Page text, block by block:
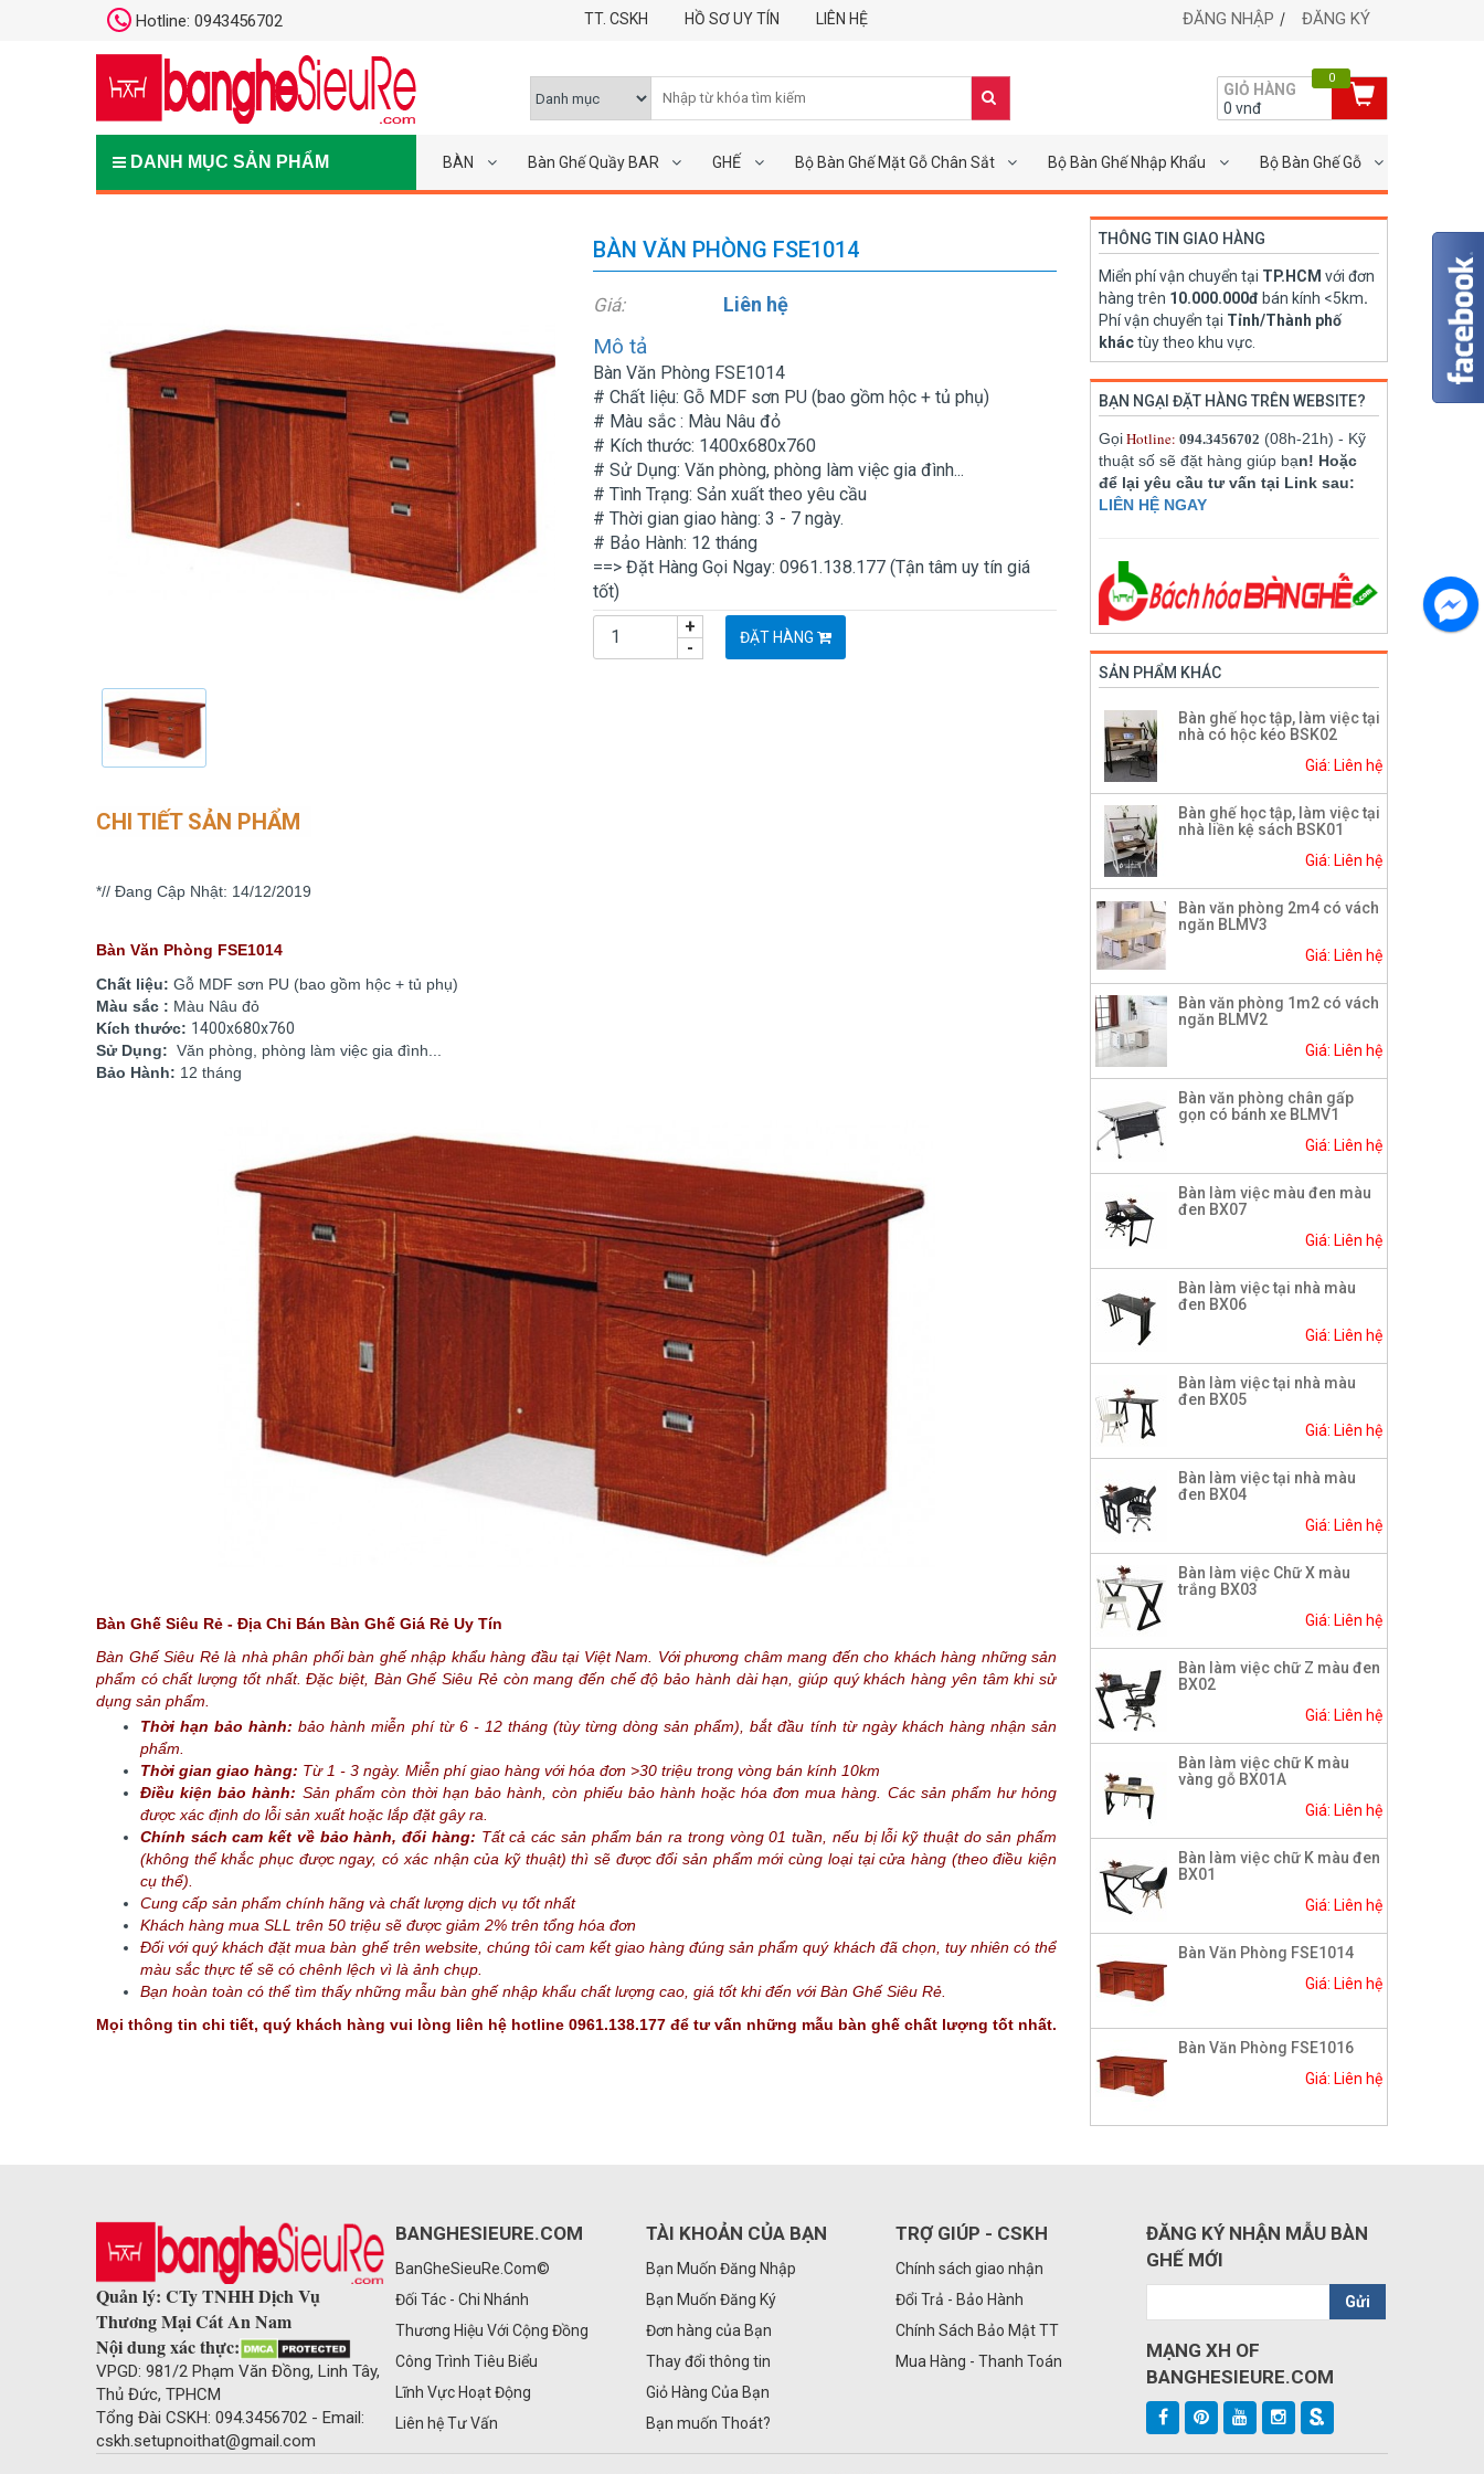
Hotline: 0943456702 TT. CSKH HỒ SƠ UY TÍN LIÊN HỆ ĐĂNG NHẬP ĐĂNG KÝ
GIỎ HÀNG
0 vnđ
0
DANH MỤC SẢN PHẨM BÀN Bàn Ghế Quầy BAR GHẾ Bộ Bàn Ghế Mặt Gỗ Chân Sắt Bộ Bàn Ghế Nhập Khẩu Bộ Bàn Ghế Gỗ
BÀN VĂN PHÒNG FSE1014
Giá: Liên hệ
Mô tả
Bàn Văn Phòng FSE1014
# Chất liệu: Gỗ MDF sơn PU (bao gồm hộc + tủ phụ)
# Màu sắc : Màu Nâu đỏ
# Kích thước: 1400x680x760
# Sử Dụng: Văn phòng, phòng làm việc gia đình...
# Tình Trạng: Sản xuất theo yêu cầu
# Thời gian giao hàng: 3 - 7 ngày.
# Bảo Hành: 12 tháng
==> Đặt Hàng Gọi Ngay: 0961.138.177 (Tận tâm uy tín giá
tốt)
-
+ ĐẶT HÀNG
CHI TIẾT SẢN PHẨM
*// Đang Cập Nhật: 14/12/2019
Bàn Văn Phòng FSE1014
Chất liệu: Gỗ MDF sơn PU (bao gồm hộc + tủ phụ)
Màu sắc : Màu Nâu đỏ
Kích thước: 1400x680x760
Sử Dụng: Văn phòng, phòng làm việc gia đình...
Bảo Hành: 12 tháng
Bàn Ghế Siêu Rẻ - Địa Chỉ Bán Bàn Ghế Giá Rẻ Uy Tín
Bàn Ghế Siêu Rẻ là nhà phân phối bàn ghế nhập khẩu hàng đầu tại Việt Nam. Với phương châm mang đến cho khách hàng những sản
phẩm có chất lượng tốt nhất. Đặc biệt, Bàn Ghế Siêu Rẻ còn mang đến chế độ bảo hành dài hạn, giúp quý khách hàng yên tâm khi sử
dụng sản phẩm.
Thời hạn bảo hành:bảo hành miễn phí từ 6 - 12 tháng (tùy từng dòng sản phẩm), bắt đầu tính từ ngày khách hàng nhận sản
phẩm.
Thời gian giao hàng: Từ 1 - 3 ngày. Miễn phí giao hàng với hóa đơn >30 triệu trong vòng bán kính 10km
Điều kiện bảo hành: Sản phẩm còn thời hạn bảo hành, còn phiếu bảo hành hoặc hóa đơn mua hàng. Các sản phẩm hư hỏng
được xác định do lỗi sản xuất hoặc lắp đặt gây ra.
Chính sách cam kết về bảo hành, đổi hàng: Tất cả các sản phẩm bán ra trong vòng 01 tuần, nếu bị lỗi kỹ thuật do sản phẩm
(không thể khắc phục được ngay, có xác nhận của kỹ thuật) thì sẽ được đổi sản phẩm mới cùng loại tại cửa hàng (theo điều kiện
cụ thể).
Cung cấp sản phẩm chính hãng và chất lượng dịch vụ tốt nhất
Khách hàng mua SLL trên 50 triệu sẽ được giảm 2% trên tổng hóa đơn
Đối với quý khách đặt mua bàn ghế trên website, chúng tôi cam kết giao hàng đúng sản phẩm quý khách đã chọn, tuy nhiên có thể
màu sắc thực tế sẽ có chênh lệch vì là ảnh chụp.
Bạn hoàn toàn có thể tìm thấy những mẫu bàn ghế nhập khẩu chất lượng cao, giá tốt khi đến với Bàn Ghế Siêu Rẻ.
Mọi thông tin chi tiết, quý khách hàng vui lòng liên hệ hotline 0961.138.177 để tư vấn những mẫu bàn ghế chất lượng tốt nhất.
THÔNG TIN GIAO HÀNG
Miển phí vận chuyển tại TP.HCM với đơn
hàng trên 10.000.000đ bán kính <5km.
Phí vận chuyển tại Tỉnh/Thành phố
kháctùy theo khu vực.
BẠN NGẠI ĐẶT HÀNG TRÊN WEBSITE?
GọiHotline: 094.3456702 (08h-21h) - Kỹ
thuật số sẽ đặt hàng giúp bạn! Hoặc
để lại yêu cầu tư vấn tại Link sau:
LIÊN HỆ NGAY
SẢN PHẨM KHÁC
Bàn ghế học tập, làm việc tại
nhà có hộc kéo BSK02
Giá: Liên hệ
Bàn ghế học tập, làm việc tại
nhà liền kệ sách BSK01
Giá: Liên hệ
Bàn văn phòng 2m4 có vách
ngăn BLMV3
Giá: Liên hệ
Bàn văn phòng 1m2 có vách
ngăn BLMV2
Giá: Liên hệ
Bàn văn phòng chân gấp
gọn có bánh xe BLMV1
Giá: Liên hệ
Bàn làm việc màu đen màu
đen BX07
Giá: Liên hệ
Bàn làm việc tại nhà màu
đen BX06
Giá: Liên hệ
Bàn làm việc tại nhà màu
đen BX05
Giá: Liên hệ
Bàn làm việc tại nhà màu
đen BX04
Giá: Liên hệ
Bàn làm việc Chữ X màu
trắng BX03
Giá: Liên hệ
Bàn làm việc chữ Z màu đen
BX02
Giá: Liên hệ
Bàn làm việc chữ K màu
vàng gỗ BX01A
Giá: Liên hệ
Bàn làm việc chữ K màu đen
BX01
Giá: Liên hệ
Bàn Văn Phòng FSE1014
Giá: Liên hệ
Bàn Văn Phòng FSE1016
Giá: Liên hệ
Quản lý: CTy TNHH Dịch Vụ
Thương Mại Cát An Nam
Nội dung xác thực:
VPGD: 981/2 Phạm Văn Đồng, Linh Tây,
Thủ Đức, TPHCM
Tổng Đài CSKH: 094.3456702 - Email:
cskh.setupnoithat@gmail.com
BANGHESIEURE.COM
BanGheSieuRe.Com©
Đối Tác - Chi Nhánh
Thương Hiệu Với Cộng Đồng
Công Trình Tiêu Biểu
Lĩnh Vực Hoạt Động
Liên hệ Tư Vấn
TÀI KHOẢN CỦA BẠN
Bạn Muốn Đăng Nhập
Bạn Muốn Đăng Ký
Đơn hàng của Bạn
Thay đổi thông tin
Giỏ Hàng Của Bạn
Bạn muốn Thoát?
TRỢ GIÚP - CSKH
Chính sách giao nhận
Đổi Trả - Bảo Hành
Chính Sách Bảo Mật TT
Mua Hàng - Thanh Toán
ĐĂNG KÝ NHẬN MẪU BÀN
GHẾ MỚI
Gửi
MẠNG XH OF
BANGHESIEURE.COM